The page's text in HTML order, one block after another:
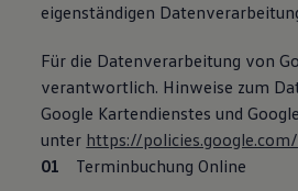
eigenständigen
Für die Datenverarbeitung von
verantwortlich. Hinweise zum
Google Kartendienstes und
unter https://
Terminbuchung Online